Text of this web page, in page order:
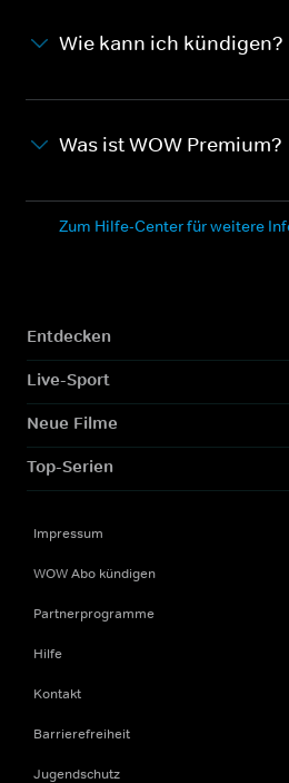
Wie kann ich kündigen?
Was ist WOW Premium?
Zum Hilfe-Center für weitere
Entdecken
Live-Sport
Neue Filme
Top-Serien
Impressum
WOW Abo kündigen
Partnerprogramme
Hilfe
Kontakt
Barrierefreiheit
Jugendschutz